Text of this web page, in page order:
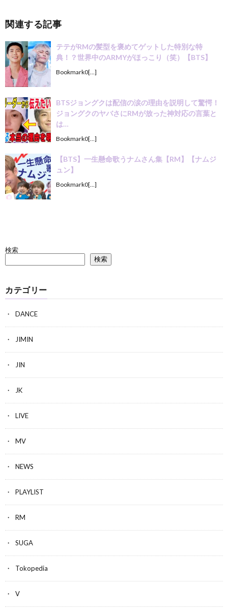
関連する記事
テテがRMの髪型を褒めてゲットした特別な特
典！？世界中のARMYがほっこり（笑）【BTS】
Bookmark0[…]
BTSジョングクは配信の涙の理由を説明して驚愕！
ジョングクのヤバさにRMが放った神対応の言葉と
は…
Bookmark0[…]
【BTS】一生懸命歌うナムさん集【RM】【ナムジ
ュン】
Bookmark0[…]
検索
検索
カテゴリー
DANCE
JIMIN
JIN
JK
LIVE
MV
NEWS
PLAYLIST
RM
SUGA
Tokopedia
V